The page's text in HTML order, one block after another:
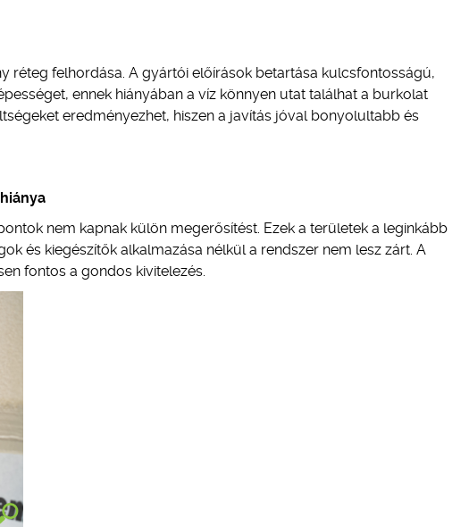
réteg felhordása. A gyártói előírások betartása kulcsfontosságú,
ennek hiányában a víz könnyen utat találhat a burkolat
eredményezhet, hiszen a javítás jóval bonyolultabb és
nem kapnak külön megerősítést. Ezek a területek a leginkább
és kiegészítők alkalmazása nélkül a rendszer nem lesz zárt. A
fontos a gondos kivitelezés.